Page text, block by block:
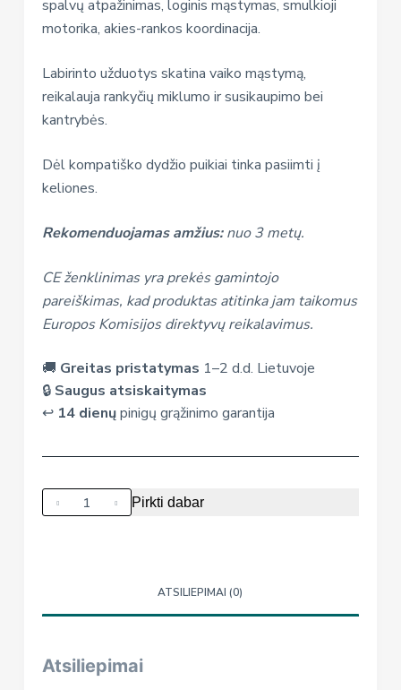
spalvų atpažinimas, loginis mąstymas, smulkioji
motorika, akies-rankos koordinacija.
Labirinto užduotys skatina vaiko mąstymą,
reikalauja rankyčių miklumo ir susikaupimo bei
kantrybės.
Dėl kompatiško dydžio puikiai tinka pasiimti į
keliones.
Rekomenduojamas amžius:nuo 3 metų.
CE ženklinimas yra prekės gamintojo
pareiškimas, kad produktas atitinka jam taikomus
Europos Komisijos direktyvų reikalavimus.
🚚 Greitas pristatymas 1–2 d.d. Lietuvoje
🔒 Saugus atsiskaitymas
↩️ 14 dienųpinigų grąžinimo garantija
produkto
kiekis:
spalvomis
Pirkti dabar
ATSILIEPIMAI (0)
Atsiliepimai